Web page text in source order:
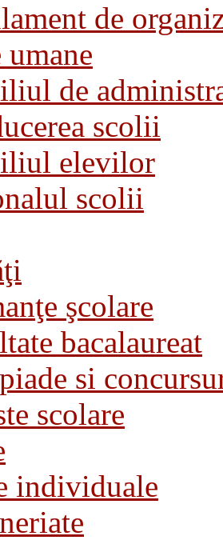
de
umane
de
scolii
elevilor
scolii
şcolare
bacalaureat
si
scolare
individuale